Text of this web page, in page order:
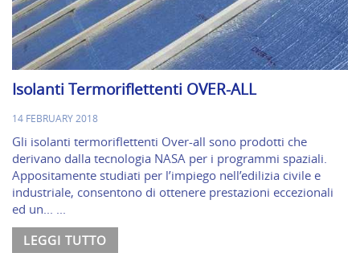
Isolanti Termoriflettenti OVER-ALL
14 FEBRUARY 2018
Gli isolanti termoriflettenti Over-all sono prodotti che
derivano dalla tecnologia NASA per i programmi spaziali.
Appositamente studiati per l’impiego nell’edilizia civile e
industriale, consentono di ottenere prestazioni eccezionali
ed un... ...
LEGGI TUTTO